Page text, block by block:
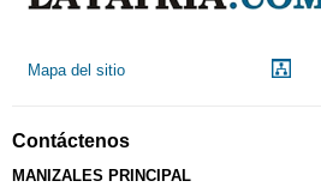
Mapa del sitio
Contáctenos
MANIZALES PRINCIPAL